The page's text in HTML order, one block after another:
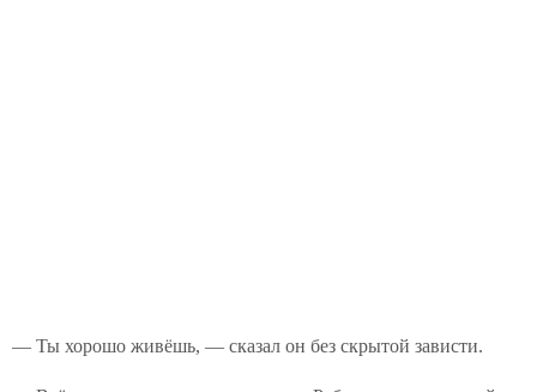
— Ты хорошо живёшь, — сказал он без скрытой зависти.